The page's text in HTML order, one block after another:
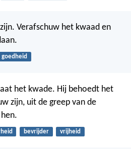
Verafschuw het kwaad en
goedheid
het kwade. Hij behoedt het
zijn, uit de greep van de
bevrijder vrijheid